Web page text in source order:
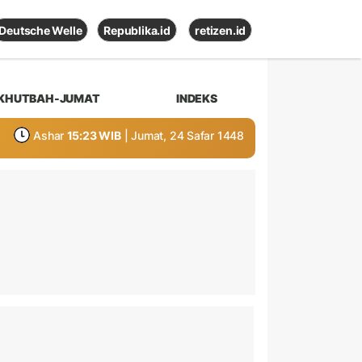
Deutsche Welle Republika.id retizen.id
JUMAT INDEKS
Ashar 15:23 WIB | Jumat, 24 Safar 1448